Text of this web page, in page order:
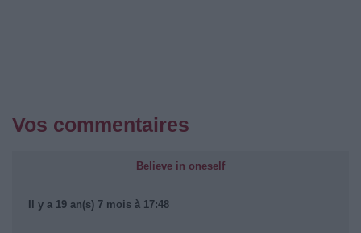
Vos commentaires
Believe in oneself
Il y a 19 an(s) 7 mois à 17:48